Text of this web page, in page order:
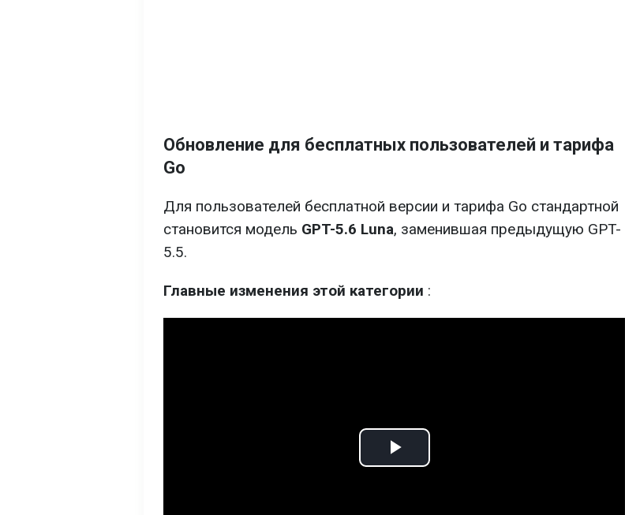
Обновление для бесплатных пользователей и тарифа
Go
Для пользователей бесплатной версии и тарифа Go стандартной
становится модель GPT-5.6 Luna, заменившая предыдущую GPT-
5.5.
Главные изменения этой категории :
Play